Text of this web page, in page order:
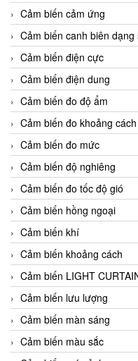
Cảm biến cảm ứng
Cảm biến canh biên dạng
Cảm biến điện cực
Cảm biến điện dung
Cảm biến đo độ ẩm
Cảm biến đo khoảng cách
Cảm biến đo mức
Cảm biến độ nghiêng
Cảm biến đo tốc độ gió
Cảm biến hồng ngoại
Cảm biến khí
Cảm biến khoảng cách
Cảm biến LIGHT
Cảm biến lưu lượng
Cảm biến màn sáng
Cảm biến màu sắc